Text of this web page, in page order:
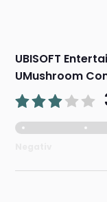
UBISOFT
UMushroom